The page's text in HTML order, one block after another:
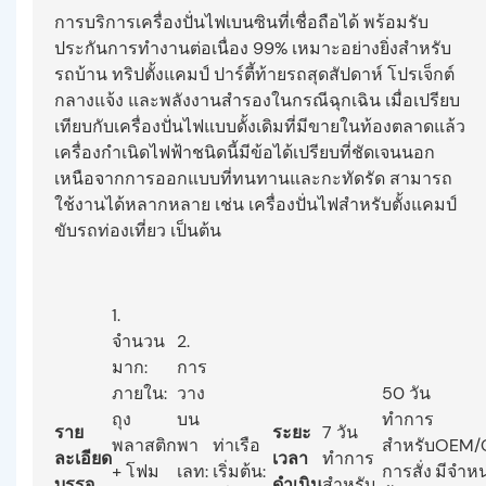
การบริการเครื่องปั่นไฟเบนซินที่เชื่อถือได้ พร้อมรับ
ประกันการทำงานต่อเนื่อง 99% เหมาะอย่างยิ่งสำหรับ
รถบ้าน ทริปตั้งแคมป์ ปาร์ตี้ท้ายรถสุดสัปดาห์ โปรเจ็กต์
กลางแจ้ง และพลังงานสำรองในกรณีฉุกเฉิน เมื่อเปรียบ
เทียบกับเครื่องปั่นไฟแบบดั้งเดิมที่มีขายในท้องตลาดแล้ว
เครื่องกำเนิดไฟฟ้าชนิดนี้มีข้อได้เปรียบที่ชัดเจนนอก
เหนือจากการออกแบบที่ทนทานและกะทัดรัด สามารถ
ใช้งานได้หลากหลาย เช่น เครื่องปั่นไฟสำหรับตั้งแคมป์
ขับรถท่องเที่ยว เป็นต้น
ราย
ละเอียด
1.
จำนวน
มาก:
ภายใน:
ถุง
พลาสติก
+ โฟม
2.
การ
วาง
บน
พา
เลท:
ท่าเรือ
เริ่มต้น:
ระยะ
เวลา
7 วัน
ทำการ
50 วัน
ทำการ
สำหรับ
การสั่ง
OEM/
มีจำห